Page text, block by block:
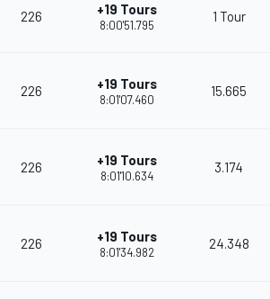
226 +19 Tours
8:00'51.795
1 Tour
226 +19 Tours
8:01'07.460
15.665
226 +19 Tours
8:01'10.634
3.174
226 +19 Tours
8:01'34.982
24.348